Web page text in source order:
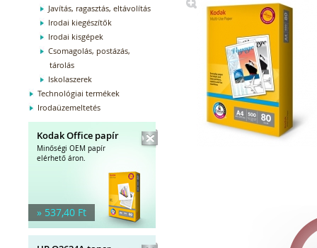
Javítás, ragasztás, eltávolítás
Irodai kiegészítők
Irodai kisgépek
Csomagolás, postázás,
tárolás
Iskolaszerek
Technológiai termékek
Irodaüzemeltetés
Kodak Office papír
Minőségi OEM papír
elérhető áron.
» 537,40 Ft